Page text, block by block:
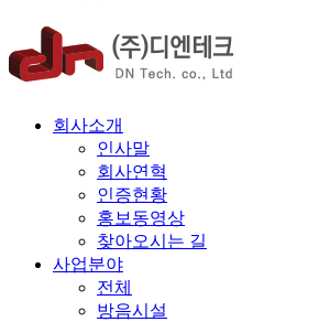
회사소개
인사말
회사연혁
인증현황
홍보동영상
찾아오시는 길
사업분야
전체
방음시설